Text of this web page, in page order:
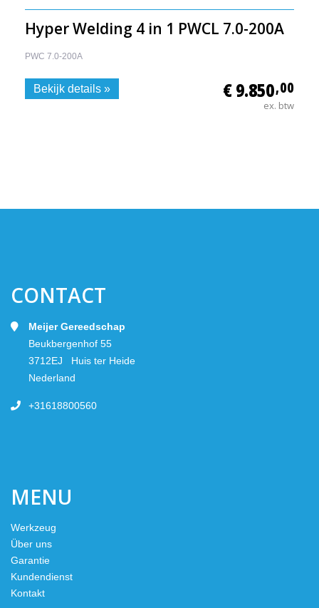
Hyper Welding 4 in 1 PWCL 7.0-200A
PWC 7.0-200A
€ 9.850,00
ex. btw
Bekijk details »
CONTACT
Meijer Gereedschap
Beukbergenhof 55
3712EJ Huis ter Heide
Nederland
+31618800560
MENU
Werkzeug
Über uns
Garantie
Kundendienst
Kontakt